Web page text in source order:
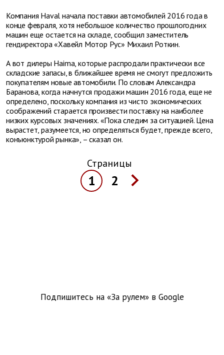
Компания Haval начала поставки автомобилей 2016 года в
конце февраля, хотя небольшое количество прошлогодних
машин еще остается на складе, сообщил заместитель
гендиректора «Хавейл Мотор Рус» Михаил Роткин.
А вот дилеры Haima, которые распродали практически все
складские запасы, в ближайшее время не смогут предложить
покупателям новые автомобили. По словам Александра
Баранова, когда начнутся продажи машин 2016 года, еще не
определено, поскольку компания из чисто экономических
соображений старается произвести поставку на наиболее
низких курсовых значениях. «Пока следим за ситуацией. Цена
вырастет, разумеется, но определяться будет, прежде всего,
конъюнктурой рынка», – сказал он.
Страницы
1 2
Подпишитесь на «За рулем» в Google